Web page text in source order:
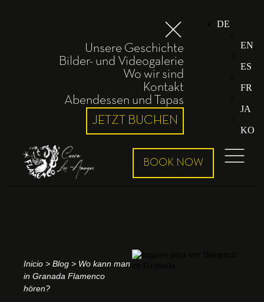
Unsere Geschichte
Bilder- und Videogalerie
Wo wir sind
Kontakt
Abendessen und Tapas
JETZT BUCHEN
DE
EN
ES
FR
JA
KO
Inicio > Blog > Wo kann man
in Granada Flamenco
hören?